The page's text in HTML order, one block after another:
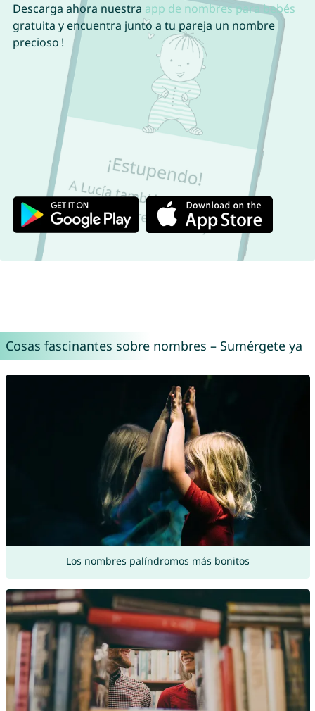
Descarga ahora nuestra app de nombres para bebés
gratuita y encuentra junto a tu pareja un nombre
precioso !
Cosas fascinantes sobre nombres – Sumérgete ya
Los nombres palíndromos más bonitos